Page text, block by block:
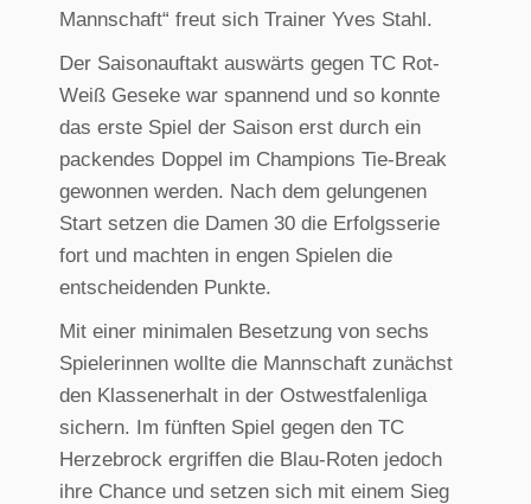
Mannschaft“ freut sich Trainer Yves Stahl.
Der Saisonauftakt auswärts gegen TC Rot-
Weiß Geseke war spannend und so konnte
das erste Spiel der Saison erst durch ein
packendes Doppel im Champions Tie-Break
gewonnen werden. Nach dem gelungenen
Start setzen die Damen 30 die Erfolgsserie
fort und machten in engen Spielen die
entscheidenden Punkte.
Mit einer minimalen Besetzung von sechs
Spielerinnen wollte die Mannschaft zunächst
den Klassenerhalt in der Ostwestfalenliga
sichern. Im fünften Spiel gegen den TC
Herzebrock ergriffen die Blau-Roten jedoch
ihre Chance und setzen sich mit einem Sieg